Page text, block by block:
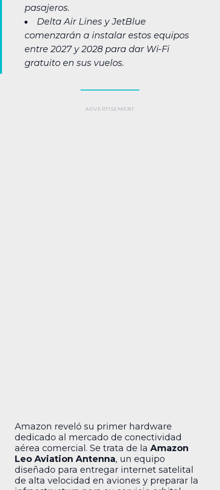
pasajeros.
Delta Air Lines y JetBlue
comenzarán a instalar estos equipos
entre 2027 y 2028 para dar Wi-Fi
gratuito en sus vuelos.
Amazon reveló su primer hardware
dedicado al mercado de conectividad
aérea comercial. Se trata de la Amazon
Leo Aviation Antenna, un equipo
diseñado para entregar internet satelital
de alta velocidad en aviones y preparar la